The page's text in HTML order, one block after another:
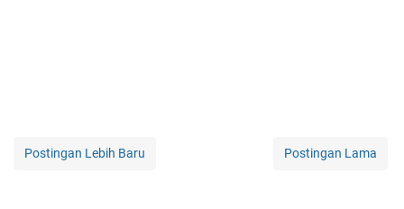
Postingan Lebih Baru Postingan Lama